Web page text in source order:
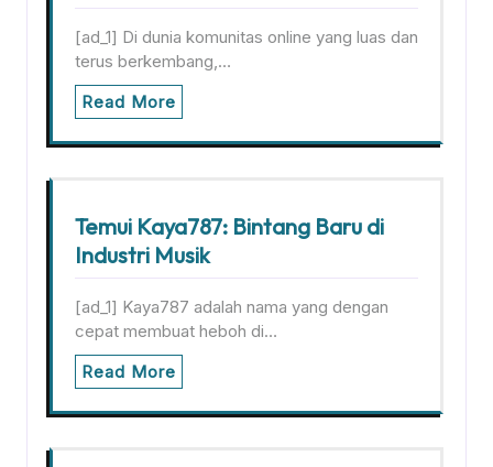
[ad_1] Di dunia komunitas online yang luas dan
terus berkembang,…
Read More
Temui Kaya787: Bintang Baru di
Industri Musik
[ad_1] Kaya787 adalah nama yang dengan
cepat membuat heboh di…
Read More